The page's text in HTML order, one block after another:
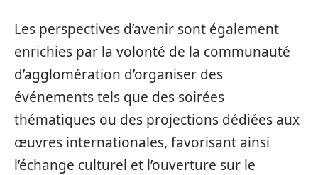
Les perspectives d’avenir sont également
enrichies par la volonté de la communauté
d’agglomération d’organiser des
événements tels que des soirées
thématiques ou des projections dédiées aux
œuvres internationales, favorisant ainsi
l’échange culturel et l’ouverture sur le